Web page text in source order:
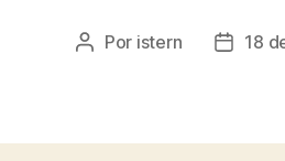
Autor
Por istern
Fecha
18